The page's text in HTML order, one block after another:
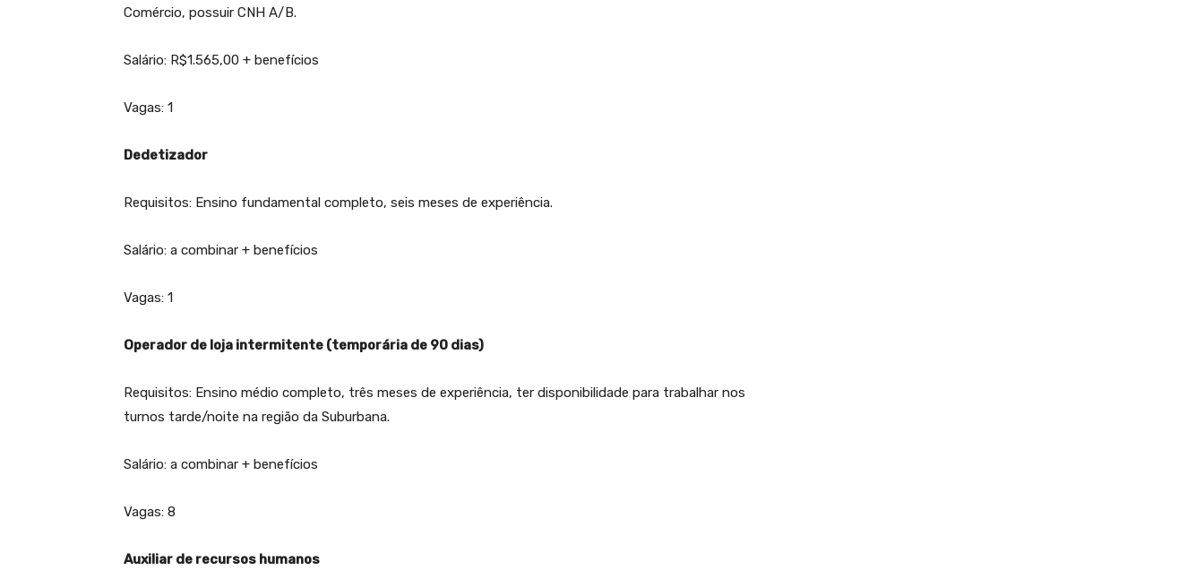
Comércio, possuir CNH A/B.
Salário: R$1.565,00 + benefícios
Vagas: 1
Dedetizador
Requisitos: Ensino fundamental completo, seis meses de experiência.
Salário: a combinar + benefícios
Vagas: 1
Operador de loja intermitente (temporária de 90 dias)
Requisitos: Ensino médio completo, três meses de experiência, ter disponibilidade para trabalhar nos
turnos tarde/noite na região da Suburbana.
Salário: a combinar + benefícios
Vagas: 8
Auxiliar de recursos humanos